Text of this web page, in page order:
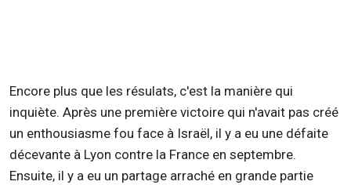
Encore plus que les résulats, c'est la manière qui
inquiète. Après une première victoire qui n'avait pas créé
un enthousiasme fou face à Israël, il y a eu une défaite
décevante à Lyon contre la France en septembre.
Ensuite, il y a eu un partage arraché en grande partie